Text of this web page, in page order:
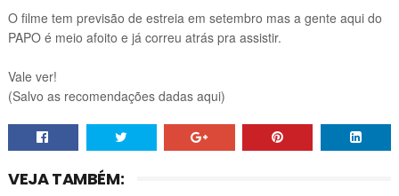
O filme tem previsão de estreia em setembro mas a gente aqui do
PAPO é meio afoito e já correu atrás pra assistir.
Vale ver!
(Salvo as recomendações dadas aqui)
VEJA TAMBÉM: